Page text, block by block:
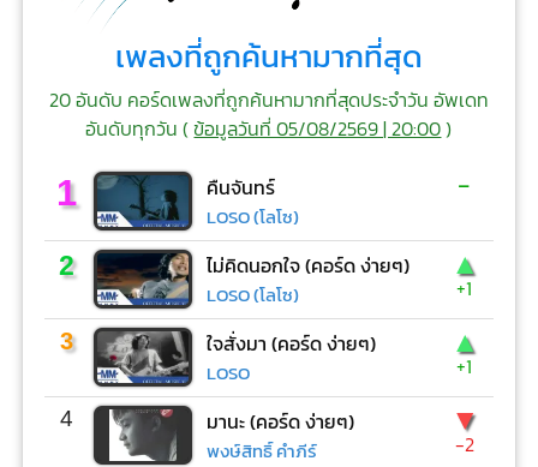
เพลงที่ถูกค้นหามากที่สุด
20 อันดับ คอร์ดเพลงที่ถูกค้นหามากที่สุดประจำวัน อัพเดท
อันดับทุกวัน (ข้อมูลวันที่ 05/08/2569 | 20:00)
1 คืนจันทร์
LOSO (โลโซ)
-
2 ไม่คิดนอกใจ (คอร์ด ง่ายๆ)
LOSO (โลโซ)
▲
+1
3 ใจสั่งมา (คอร์ด ง่ายๆ)
LOSO
▲
+1
4 มานะ (คอร์ด ง่ายๆ)
พงษ์สิทธิ์ คำภีร์
▼
-2